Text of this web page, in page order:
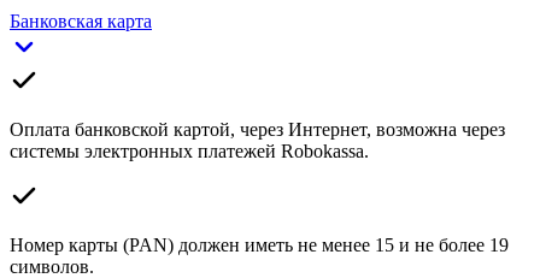
Банковская карта
Оплата банковской картой, через Интернет, возможна через
системы электронных платежей Robokassa.
Номер карты (PAN) должен иметь не менее 15 и не более 19
символов.